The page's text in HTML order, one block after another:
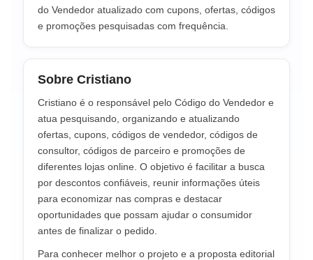
do Vendedor atualizado com cupons, ofertas, códigos
e promoções pesquisadas com frequência.
Sobre Cristiano
Cristiano é o responsável pelo Código do Vendedor e
atua pesquisando, organizando e atualizando
ofertas, cupons, códigos de vendedor, códigos de
consultor, códigos de parceiro e promoções de
diferentes lojas online. O objetivo é facilitar a busca
por descontos confiáveis, reunir informações úteis
para economizar nas compras e destacar
oportunidades que possam ajudar o consumidor
antes de finalizar o pedido.
Para conhecer melhor o projeto e a proposta editorial